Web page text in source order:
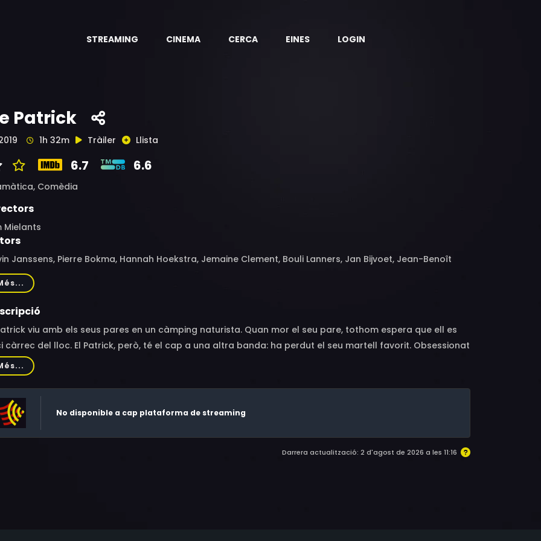
STREAMING CINEMA CERCA EINES LOGIN
Patrick
1h 32m Tràiler Llista
6.7 6.6
Comèdia
Mielants
Janssens, Pierre Bokma, Hannah Hoekstra, Jemaine Clement, Bouli Lanners, Jan Bijvoet, Jean-Benoît
Tine Van den Wyngaert, Katelijne Damen, Josse De Pauw, Frank Vercruyssen, Peter Gorissen, Françoise
Ariane van Vliet, Janne Desmet, Louis van der Waal, Evgenia Brendes, Andreas Perschewski, Valentijn
viu amb els seus pares en un càmping naturista. Quan mor el seu pare, tothom espera que ell es
càrrec del lloc. El Patrick, però, té el cap a una altra banda: ha perdut el seu martell favorit. Obsessionat
recuperar l’objecte perdut, iniciarà una cerca tan concreta com metafísica.
No disponible a cap plataforma de streaming
Darrera actualització: 2 d'agost de 2026 a les 11:16